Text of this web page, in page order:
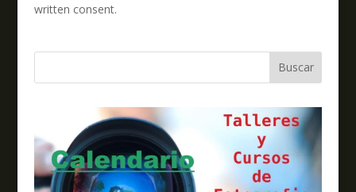
written consent.
Buscar